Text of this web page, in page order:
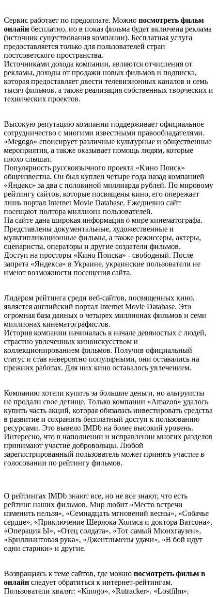
Сервис работает по предоплате. Можно посмотреть фильм
онлайн бесплатно, но в показ фильма будет включена реклама
(источник существования компании). Бесплатная услуга
предоставляется только для пользователей стран
постсоветского пространства.
Источниками дохода компании, являются отчисления от
рекламы, доходы от продажи новых фильмов и подписка,
которая предоставляет двести телевизионных каналов и семь
тысяч фильмов, а также реализация собственных творческих и
технических проектов.
Высокую репутацию компании поддерживает официальное
сотрудничество с многими известными правообладателями.
«Меgоgо» спонсирует различные культурные и общественные
мероприятия, а также оказывает помощь людям, которые
плохо слышат.
Популярность русскоязычного проекта «Kинo Пoиcк»
общеизвестна. Он был куплен четыре года назад компанией
«Яндекс» за два с половиной миллиарда рублей. По мировому
рейтингу сайтов, которые посвящены кино, его опережает
лишь портал Internet Movie Database. Ежедневно сайт
посещают полтора миллиона пользователей.
На сайте дана широкая информация о мире кинематографа.
Представлены документальные, художественные и
мультипликационные фильмы, а также режиссеры, актеры,
сценаристы, операторы и другие создатели фильмов.
Доступ на просторы «Кино Поиска» - свободный. После
запрета «Яндекса» в Украине, украинские пользователи не
имеют возможности посещения сайта.
Лидером рейтинга среди веб-сайтов, посвященных кино,
является английский портал Internet Movie Database. Это
огромная база данных о четырех миллионах фильмов и семи
миллионах кинематографистов.
История компании начиналась в начале девяностых с людей,
страстно увлеченных киноискусством и
коллекционированием фильмов. Получив официальный
статус и став невероятно популярными, они оставались на
прежних работах. Для них кино оставалось увлечением.
Компанию хотели купить за большие деньги, но альтруисты
не продали свое детище. Только компании «Amazon» удалось
купить часть акций, которая обязалась инвестировать средства
в развитие и сохранить бесплатный доступ к пользованию
ресурсами. Это вывело IMDb на более высокий уровень.
Интересно, что в наполнении и исправлении многих разделов
принимают участие добровольцы. Любой
зарегистрированный пользователь может принять участие в
голосовании по рейтингу фильмов.
О рейтингах IMDb знают все, но не все знают, что есть
рейтинг наших фильмов. Мир любит «Место встречи
изменить нельзя», «Семнадцать мгновений весны», «Собачье
сердце», «Приключение Шерлока Холмса и доктора Ватсона»,
«Операция Ы», «Отец солдата», «Тот самый Мюнхгаузен»,
«Бриллиантовая рука», «Джентльмены удачи», «В бой идут
одни старики» и другие.
Возвращаясь к теме сайтов, где можно посмотреть фильм в
онлайн следует обратиться к интернет-рейтингам.
Пользователи хвалят: «Кinоgо», «Rutrасkеr», «Lоstfilm»,